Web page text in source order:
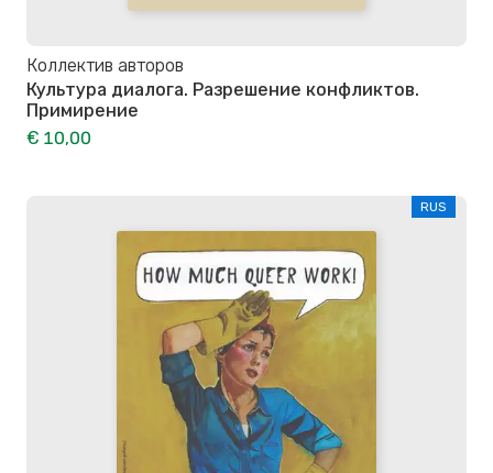
Коллектив авторов
Культура диалога. Разрешение конфликтов.
Примирение
€ 10,00
RUS